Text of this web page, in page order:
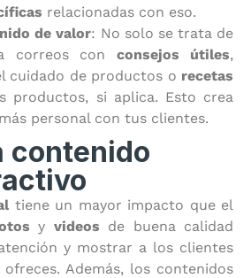
relacionadas con eso.
de valor: No solo se trata de
correos con consejos útiles,
cuidado de productos o recetas
productos, si aplica. Esto crea
personal con tus clientes.
contenido
tiene un mayor impacto que el
y videos de buena calidad
y mostrar a los clientes
Además, los contenidos